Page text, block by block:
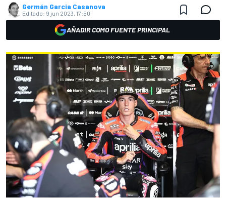
Germán Garcia Casanova
Editado: 9 jun 2023, 17:50
AÑADIR COMO FUENTE PRINCIPAL